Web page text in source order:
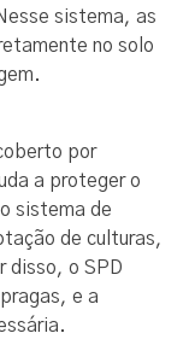
sistema, as
no solo
por
a proteger o
sistema de
de culturas,
disso, o SPD
e a